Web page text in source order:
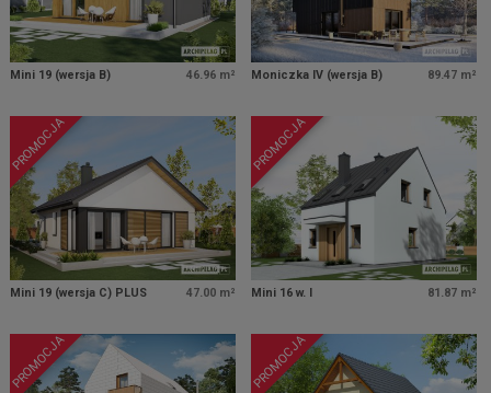
Mini 19 (wersja B) 46.96 m² Moniczka IV (wersja B) 89.47 m²
PROMOCJA
Mini 19 (wersja C) PLUS 47.00 m²
PROMOCJA
Mini 16 w. I 81.87 m²
PROMOCJA PROMOCJA